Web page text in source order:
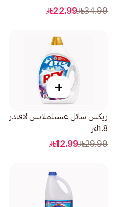
34.99
22.99
+
ريكس سائل غسيلملابس لافندر
1.8لتر
29.99
12.99